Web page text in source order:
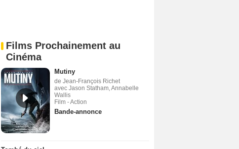
Films Prochainement au
Cinéma
Mutiny
de Jean-François Richet
avec Jason Statham, Annabelle
Wallis
Film - Action
Bande-annonce